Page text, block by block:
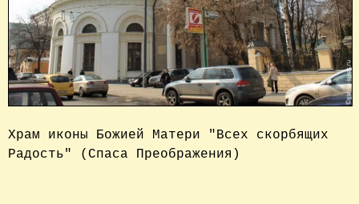
Храм иконы Божией Матери "Всех скорбящих
Радость" (Спаса Преображения)